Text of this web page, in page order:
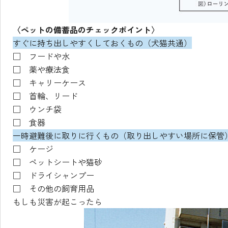
〈ペットの備蓄品のチェックポイント〉
すぐに持ち出しやすくしておくもの（犬猫共通）
□ フードや水
□ 薬や療法食
□ キャリーケース
□ 首輪、リード
□ ウンチ袋
□ 食器
一時避難後に取りに行くもの（取り出しやすい場所に保管
□ ケージ
□ ペットシートや猫砂
□ ドライシャンプー
□ その他の飼育用品
もしも災害が起こったら